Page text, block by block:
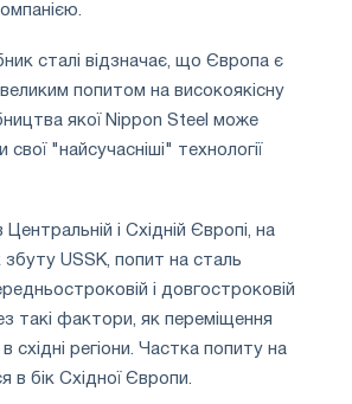
сталі відзначає, що Європа є
попитом на високоякісну
якої Nippon Steel може
"найсучасніші" технології
і Східній Європі, на
USSK, попит на сталь
і довгостроковій
такі фактори, як переміщення
східні регіони. Частка попиту на
в бік Східної Європи.